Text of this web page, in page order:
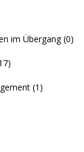
im Übergang (0)
(1)